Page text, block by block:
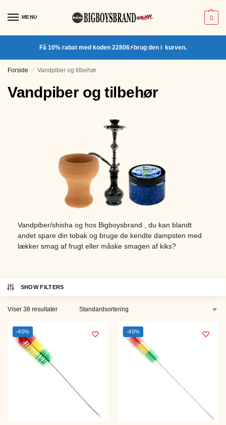
MENU 0
Få 10% rabat med koden 22806⚡brug den i kurven.
Forside / Vandpiber og tilbehør
Vandpiber og tilbehør
Vandpiber/shisha og hos Bigboysbrand , du kan blandt
andet spare din tobak og bruge de kendte dampsten med
lækker smag af frugt eller måske smagen af kiks?
SHOW FILTERS
Viser 38 resultater
-40% -40%